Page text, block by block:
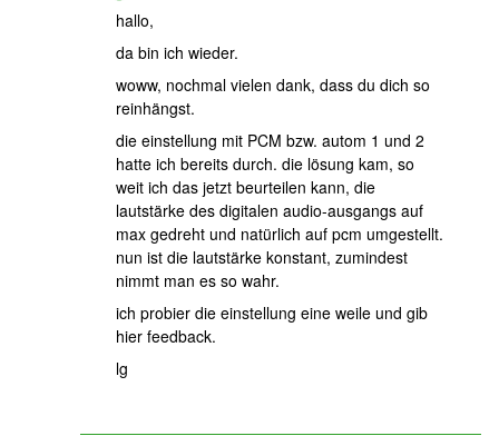
hallo,
da bin ich wieder.
woww, nochmal vielen dank, dass du dich so
reinhängst.
die einstellung mit PCM bzw. autom 1 und 2
hatte ich bereits durch. die lösung kam, so
weit ich das jetzt beurteilen kann, die
lautstärke des digitalen audio-ausgangs auf
max gedreht und natürlich auf pcm umgestellt.
nun ist die lautstärke konstant, zumindest
nimmt man es so wahr.
ich probier die einstellung eine weile und gib
hier feedback.
lg